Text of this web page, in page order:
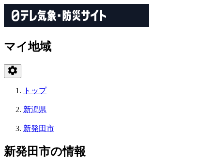
マイ地域
トップ
新潟県
新発田市
新発田市の情報